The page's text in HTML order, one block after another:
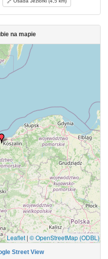
na mapie
Leaflet | © OpenStreetMap (ODBL)
Street View